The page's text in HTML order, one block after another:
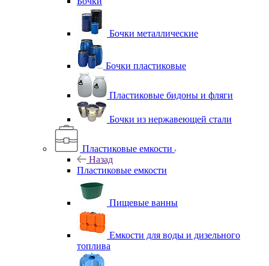
Бочки металлические
Бочки пластиковые
Пластиковые бидоны и фляги
Бочки из нержавеющей стали
Пластиковые емкости
Назад
Пластиковые емкости
Пищевые ванны
Емкости для воды и дизельного
топлива